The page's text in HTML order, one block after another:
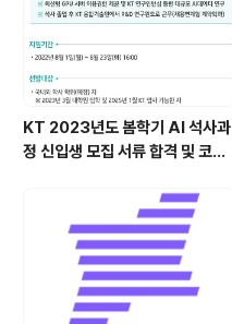
KT 2023년도 봄학기 AI 석사과
정 신입생 모집 서류 합격 및 코딩